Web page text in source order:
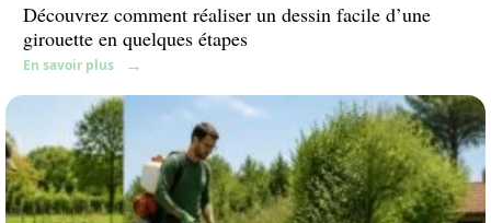
Découvrez comment réaliser un dessin facile d’une
girouette en quelques étapes
En savoir plus